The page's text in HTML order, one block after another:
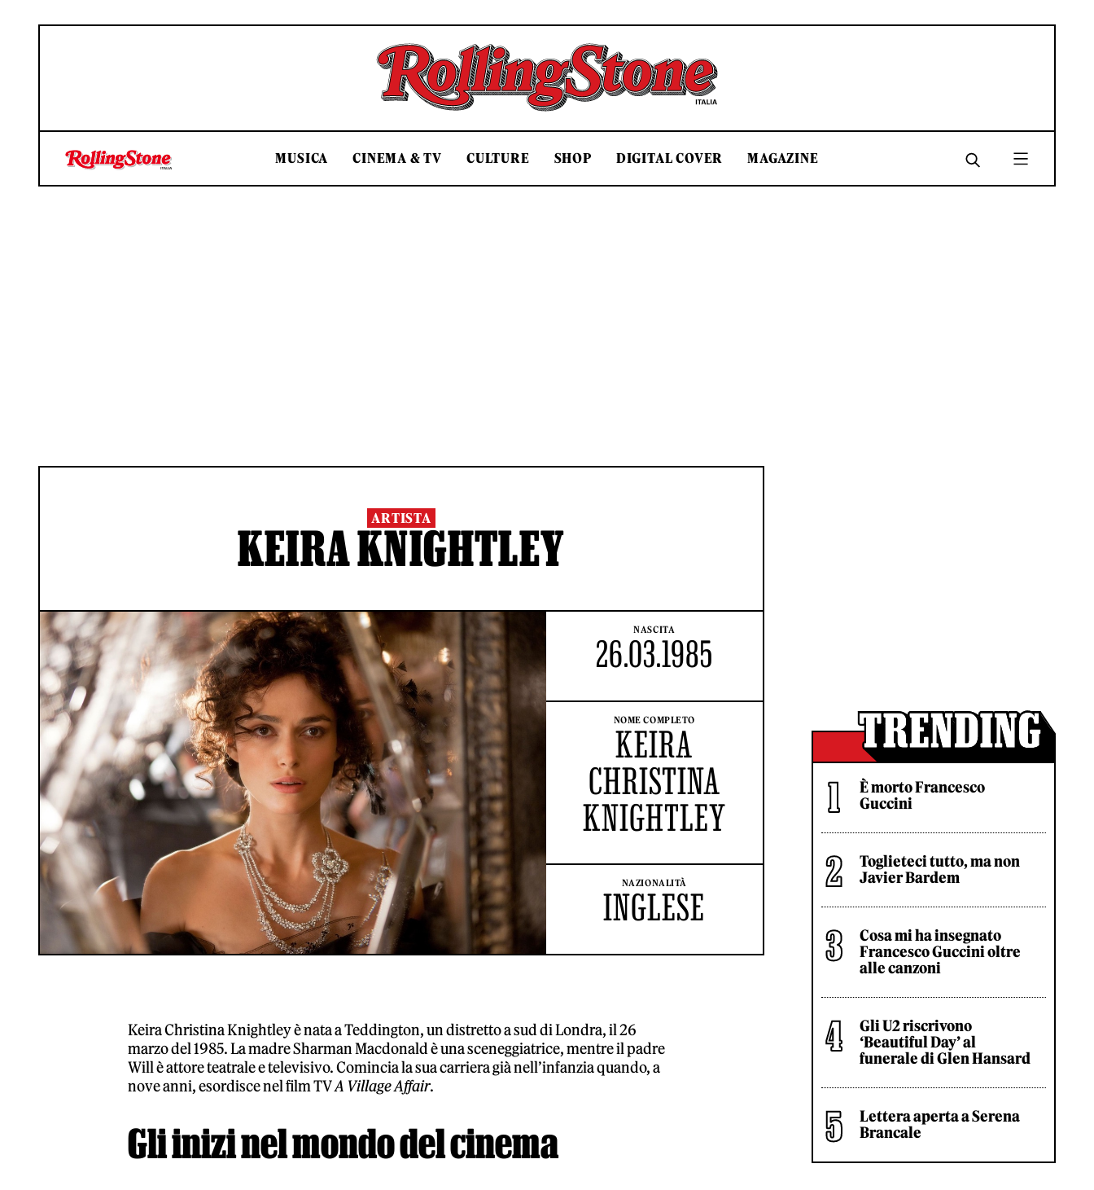
Rolling Stone Italia
MUSICA CINEMA & TV CULTURE SHOP DIGITAL COVER MAGAZINE
ARTISTA
KEIRA KNIGHTLEY
NASCITA
26.03.1985
NOME COMPLETO
KEIRA
CHRISTINA
KNIGHTLEY
NAZIONALITÀ
INGLESE
Keira Christina Knightley è nata a Teddington, un distretto a sud di Londra, il 26
marzo del 1985. La madre Sharman Macdonald è una sceneggiatrice, mentre il padre
Will è attore teatrale e televisivo. Comincia la sua carriera già nell’infanzia quando, a
nove anni, esordisce nel film TVA Village Affair.
Gli inizi nel mondo del cinema
È morto Francesco
Guccini
Toglieteci tutto, ma non
Javier Bardem
Cosa mi ha insegnato
Francesco Guccini oltre
alle canzoni
Gli U2 riscrivono
‘Beautiful Day’ al
funerale di Glen Hansard
Lettera aperta a Serena
Brancale